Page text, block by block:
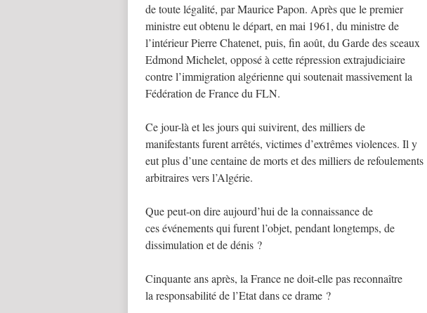
de toute légalité, par Maurice Papon. Après que le premier
ministre eut obtenu le départ, en mai 1961, du ministre de
l’intérieur Pierre Chatenet, puis, fin août, du Garde des sceaux
Edmond Michelet, opposé à cette répression extrajudiciaire
contre l’immigration algérienne qui soutenait massivement la
Fédération de France du FLN.
Ce jour-là et les jours qui suivirent, des milliers de
manifestants furent arrêtés, victimes d’extrêmes violences. Il y
eut plus d’une centaine de morts et des milliers de refoulements
arbitraires vers l’Algérie.
Que peut-on dire aujourd’hui de la connaissance de
ces événements qui furent l’objet, pendant longtemps, de
dissimulation et de dénis ?
Cinquante ans après, la France ne doit-elle pas reconnaître
la responsabilité de l’Etat dans ce drame ?